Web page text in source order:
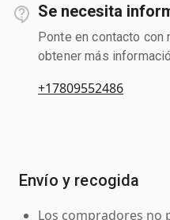
Se necesita
Ponte en contacto
obtener más
+17809552486
Envío y recogida
Los compradores no